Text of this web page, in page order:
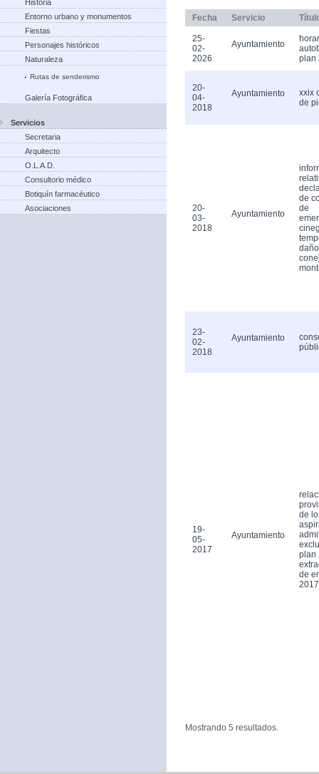
Historia
Entorno urbano y monumentos
Fiestas
Personajes históricos
Naturaleza
Rutas de senderismo
Galería Fotográfica
Servicios
Secretaria
Arquitecto
O.L.A.D.
Consultorio médico
Botiquín farmacéutico
Asociaciones
Fecha Servicio
25-
02-
2026
Ayuntamiento
plan
20-
04-
2018
Ayuntamiento
xxix
de
20-
03-
2018
Ayuntamiento
de
de
23-
02-
2018
Ayuntamiento
19-
05-
2017
Ayuntamiento
de
plan
de
2017
Mostrando 5 resultados.